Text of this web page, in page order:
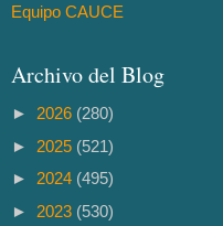
Equipo CAUCE
Archivo del Blog
► 2026 (280)
► 2025 (521)
► 2024 (495)
► 2023 (530)